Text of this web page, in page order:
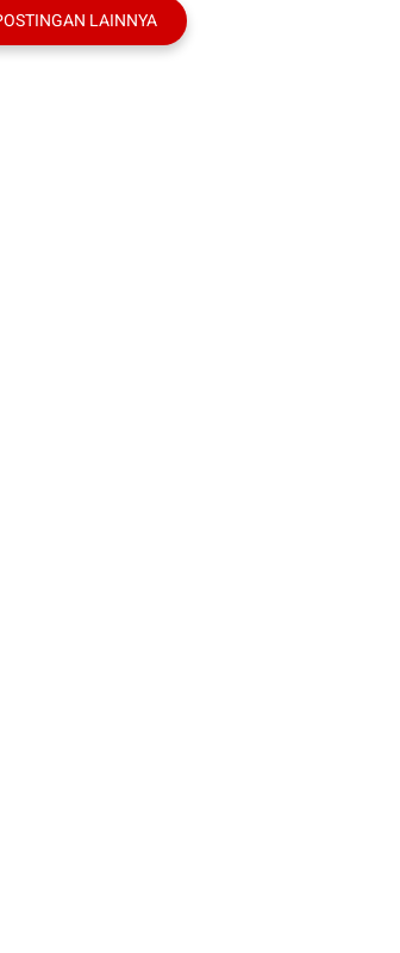
LAINNYA